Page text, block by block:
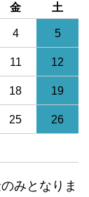
金 土
4 5
11 12
18 19
25 26
みとなりま